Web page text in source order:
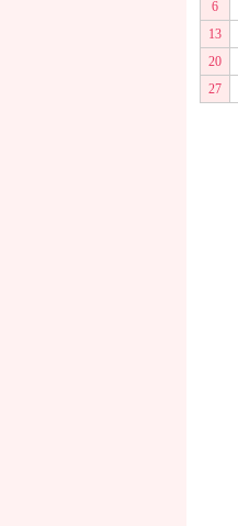
6
13
20
27